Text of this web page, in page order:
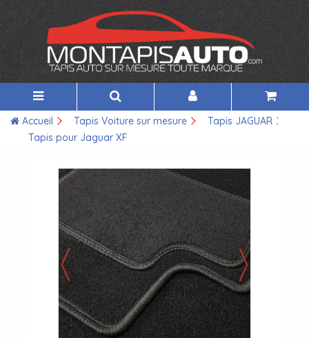
Accueil Tapis Voiture sur mesure
Tapis JAGUAR
Tapis pour Jaguar XF